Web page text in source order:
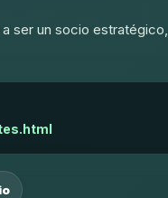
ser un socio